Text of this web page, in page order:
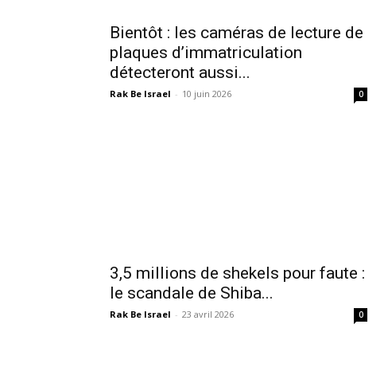
Bientôt : les caméras de lecture de
plaques d’immatriculation
détecteront aussi...
Rak Be Israel - 10 juin 2026 0
3,5 millions de shekels pour faute :
le scandale de Shiba...
Rak Be Israel - 23 avril 2026 0